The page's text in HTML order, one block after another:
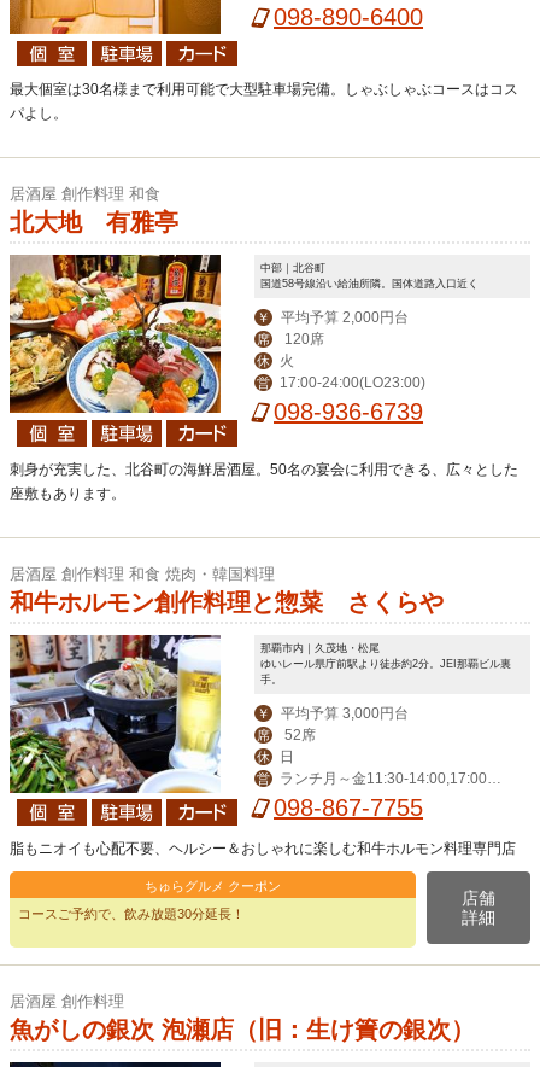
098-890-6400
最大個室は30名様まで利用可能で大型駐車場完備。しゃぶしゃぶコースはコス
パよし。
居酒屋 創作料理 和食
北大地 有雅亭
中部｜北谷町
国道58号線沿い給油所隣。国体道路入口近く
￥ 平均予算 2,000円台
席 120席
休 火
営 17:00-24:00(LO23:00)
098-936-6739
刺身が充実した、北谷町の海鮮居酒屋。50名の宴会に利用できる、広々とした
座敷もあります。
居酒屋 創作料理 和食 焼肉・韓国料理
和牛ホルモン創作料理と惣菜 さくらや
那覇市内｜久茂地・松尾
ゆいレール県庁前駅より徒歩約2分。JEI那覇ビル裏
手。
￥ 平均予算 3,000円台
席 52席
休 日
営
ランチ月～金11:30-14:00,17:00-2
4:00（LO 23:00）,祝日17:00-24:00
098-867-7755
脂もニオイも心配不要、ヘルシー＆おしゃれに楽しむ和牛ホルモン料理専門店
ちゅらグルメ クーポン
コースご予約で、飲み放題30分延長！
店舗
詳細
居酒屋 創作料理
魚がしの銀次 泡瀬店（旧：生け簀の銀次）